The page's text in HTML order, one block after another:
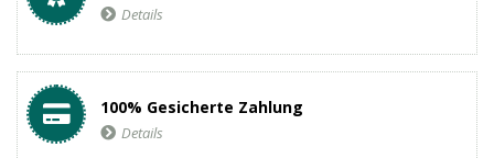
Details
100% Gesicherte Zahlung
Details